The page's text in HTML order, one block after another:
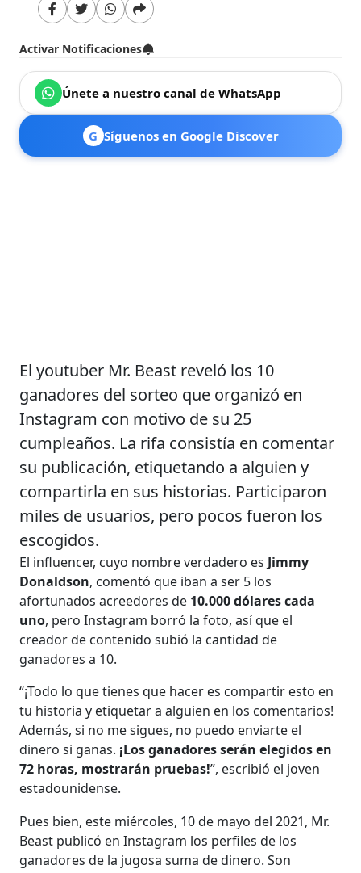
Activar Notificaciones
Únete a nuestro canal de WhatsApp
G Síguenos en Google Discover
El youtuber Mr. Beast reveló los 10
ganadores del sorteo que organizó en
Instagram con motivo de su 25
cumpleaños. La rifa consistía en comentar
su publicación, etiquetando a alguien y
compartirla en sus historias. Participaron
miles de usuarios, pero pocos fueron los
escogidos.
El influencer, cuyo nombre verdadero es Jimmy
Donaldson, comentó que iban a ser 5 los
afortunados acreedores de 10.000 dólares cada
uno, pero Instagram borró la foto, así que el
creador de contenido subió la cantidad de
ganadores a 10.
“¡Todo lo que tienes que hacer es compartir esto en
tu historia y etiquetar a alguien en los comentarios!
Además, si no me sigues, no puedo enviarte el
dinero si ganas. ¡Los ganadores serán elegidos en
72 horas, mostrarán pruebas!”, escribió el joven
estadounidense.
Pues bien, este miércoles, 10 de mayo del 2021, Mr.
Beast publicó en Instagram los perfiles de los
ganadores de la jugosa suma de dinero. Son